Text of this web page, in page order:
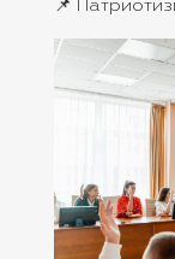
📌